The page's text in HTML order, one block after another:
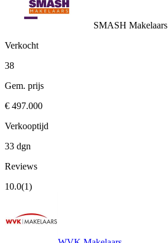
SMASH Makelaars
Verkocht
38
Gem. prijs
€ 497.000
Verkooptijd
33 dgn
Reviews
10.0(1)